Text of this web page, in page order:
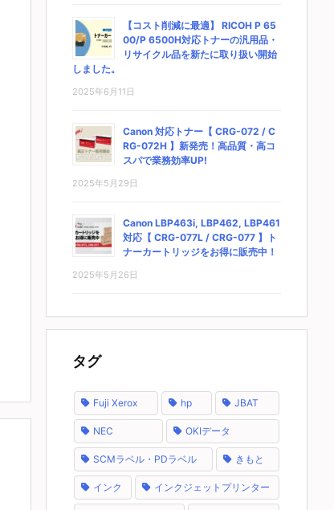
【コスト削減に最適】 RICOH P 65
00/P 6500H対応トナーの汎用品・
リサイクル品を新たに取り扱い開始
しました。
2025年6月11日
Canon 対応トナー【 CRG-072 / C
RG-072H 】新発売！高品質・高コ
スパで業務効率UP!
2025年5月29日
Canon LBP463i, LBP462, LBP461
対応【 CRG-077L / CRG-077 】ト
ナーカートリッジをお得に販売中！
2025年5月26日
タグ
Fuji Xerox hp JBAT
NEC OKIデータ
SCMラベル・PDラベル きもと
インク インクジェットプリンター